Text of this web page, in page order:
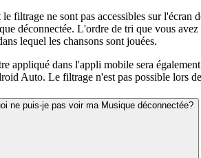
filtrage ne sont pas accessibles sur l'écran
déconnectée. L'ordre de tri que vous
lequel les chansons sont jouées.
appliqué dans l'appli mobile sera
Auto. Le filtrage n'est pas possible lors
ne puis-je pas voir ma Musique déconnectée?